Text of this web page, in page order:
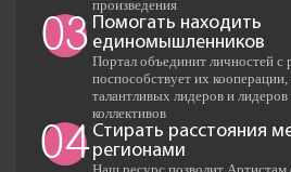
произведения
03 Помогать находить
единомышленников
Портал объединит личностей с
поспособствует их
талантливых лидеров и лидеров
коллективов
04Стирать расстояния
регионами